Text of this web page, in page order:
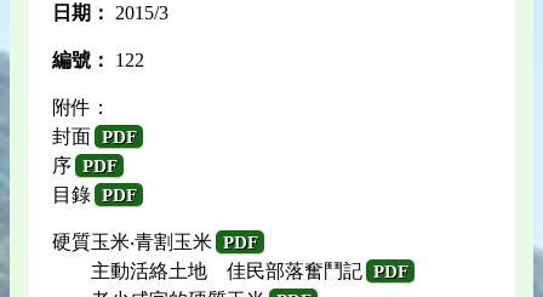
日期： 2015/3
編號： 122
附件：
封面 PDF
序 PDF
目錄 PDF
硬質玉米‧青割玉米 PDF
主動活絡土地 佳民部落奮鬥記 PDF